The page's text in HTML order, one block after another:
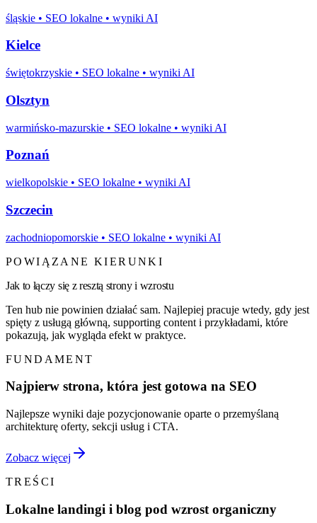
śląskie • SEO lokalne • wyniki AI
Kielce
świętokrzyskie • SEO lokalne • wyniki AI
Olsztyn
warmińsko-mazurskie • SEO lokalne • wyniki AI
Poznań
wielkopolskie • SEO lokalne • wyniki AI
Szczecin
zachodniopomorskie • SEO lokalne • wyniki AI
POWIĄZANE KIERUNKI
Jak to łączy się z resztą strony i wzrostu
Ten hub nie powinien działać sam. Najlepiej pracuje wtedy, gdy jest
spięty z usługą główną, supporting content i przykładami, które
pokazują, jak wygląda efekt w praktyce.
FUNDAMENT
Najpierw strona, która jest gotowa na SEO
Najlepsze wyniki daje pozycjonowanie oparte o przemyślaną
architekturę oferty, sekcji usług i CTA.
Zobacz więcej
TREŚCI
Lokalne landingi i blog pod wzrost organiczny